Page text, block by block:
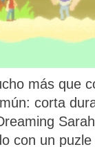
más que
corta
con un